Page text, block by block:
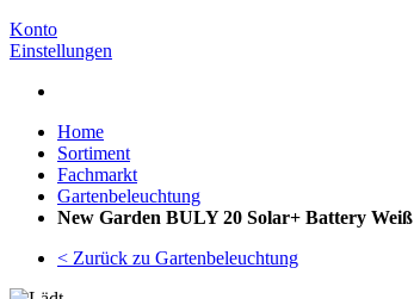
Konto
Einstellungen
Home
Sortiment
Fachmarkt
Gartenbeleuchtung
New Garden BULY 20 Solar+ Battery Weiß
< Zurück zu Gartenbeleuchtung